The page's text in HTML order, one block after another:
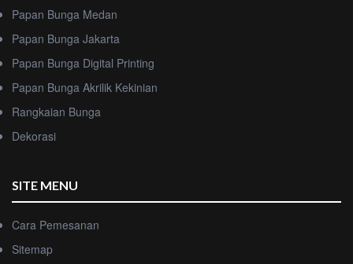
Papan Bunga Medan
Papan Bunga Jakarta
Papan Bunga Digital Printing
Papan Bunga Akrilik Kekinian
Rangkaian Bunga
Dekorasi
SITE MENU
Cara Pemesanan
Sitemap